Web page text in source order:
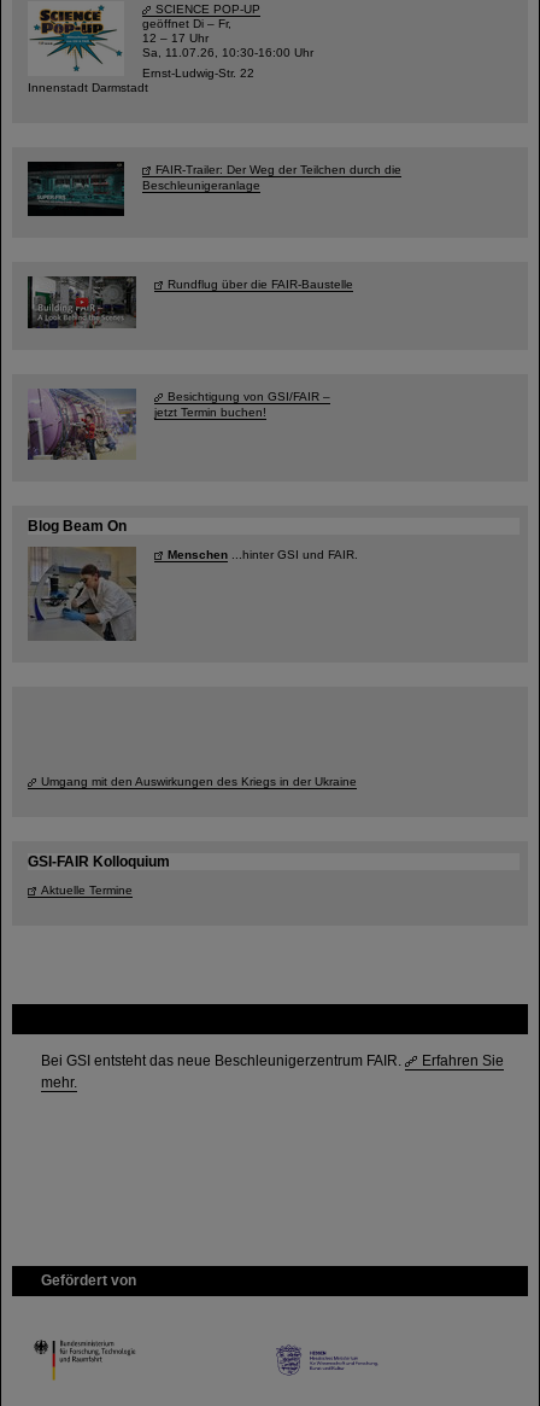
Bei GSI entsteht das neue Beschleunigerzentrum FAIR.
Erfahren Sie
mehr.
Gefördert von
HMWK
SCIENCE POP-UP
geöffnet Di – Fr,
12 – 17 Uhr
Sa, 11.07.26, 10:30-16:00 Uhr
Ernst-Ludwig-Str. 22
Innenstadt Darmstadt
FAIR-Trailer: Der Weg der Teilchen durch die
Beschleunigeranlage
Rundflug über die FAIR-Baustelle
Besichtigung von GSI/FAIR –
jetzt Termin buchen!
Blog Beam On
Menschen ...hinter GSI und FAIR.
Umgang mit den Auswirkungen des Kriegs in der Ukraine
GSI-FAIR Kolloquium
Aktuelle Termine